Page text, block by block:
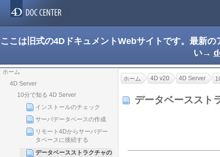
ここは旧式の4DドキュメントWebサイトです。最新
い→
ホーム
4D Server
10分で知る 4D Server
インストールのチェック
サーバデータベースの作成
リモート4Dからサーバデー
タベースに接続する
データベースストラクチャの
ホーム 4D v20 4D Server
データベーススト